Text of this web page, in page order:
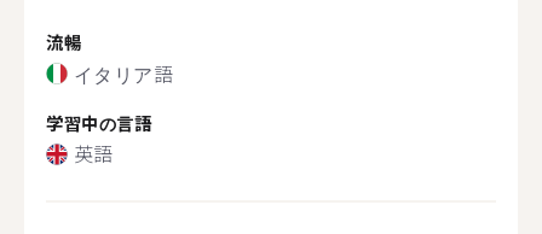
流暢
イタリア語
学習中の言語
英語